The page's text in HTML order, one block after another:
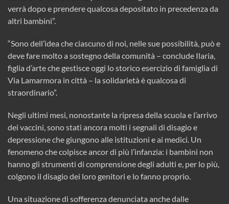
verrà dopo e prendere qualcosa depositato in precedenza da
altri bambini”.
“Sono dell’idea che ciascuno di noi, nelle sue possibilità, può e
deve fare molto a sostegno della comunità – conclude Ilaria,
figlia d’arte che gestisce oggi lo storico esercizio di famiglia di
Via Lamarmora in città – la solidarietà è qualcosa di
straordinario”.
Negli ultimi mesi, nonostante la ripresa della scuola e l’arrivo
dei vaccini, sono stati ancora molti i segnali di disagio e
depressione che giungono alle istituzioni e ai medici. Un
fenomeno che colpisce ancor di più l’infanzia: i bambini non
hanno gli strumenti di comprensione degli adulti e, per lo più,
colgono il disagio dei loro genitori e lo fanno proprio.
Una situazione di sofferenza denunciata anche dalle